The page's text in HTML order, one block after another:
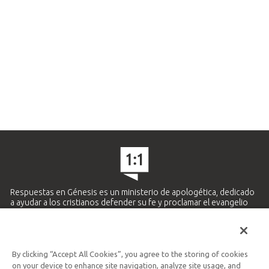
Respuestas en Génesis es un ministerio de apologética, dedicado
a ayudar a los cristianos defender su fe y proclamar el evangelio
Ministerio Hispano y Latinoamericano
By clicking “Accept All Cookies”, you agree to the storing of cookies
on your device to enhance site navigation, analyze site usage, and